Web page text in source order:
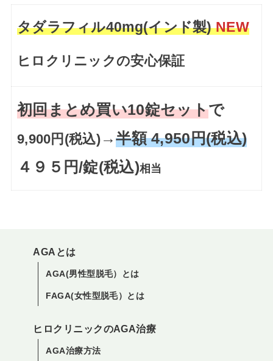
タダラフィル40mg(インド製)NEW
ヒロクリニックの安心保証
初回まとめ買い10錠セットで
9,900円(税込)→半額 4,950円(税込)
４９５円/錠(税込)相当
AGAとは
AGA(男性型脱毛）とは
FAGA(女性型脱毛）とは
ヒロクリニックのAGA治療
AGA治療方法